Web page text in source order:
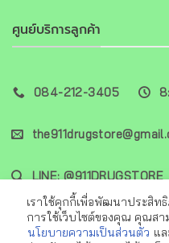
ศูนย์บริการลูกค้า
084-212-3405
LINE: @911DRUGSTORE
เราใช้คุกกี้เพื่อพัฒนาประสิ
การใช้เว็บไซต์ของคุณ คุณส
นโยบายความเป็นส่วนตัว แ